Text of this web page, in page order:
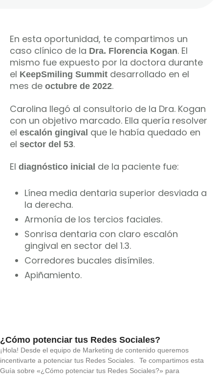
En esta oportunidad, te compartimos un
caso clínico de la Dra. Florencia Kogan. El
mismo fue expuesto por la doctora durante
el KeepSmiling Summit desarrollado en el
mes de octubre de 2022.
Carolina llegó al consultorio de la Dra. Kogan
con un objetivo marcado. Ella quería resolver
el escalón gingival que le había quedado en
el sector del 53.
El diagnóstico inicial de la paciente fue:
Línea media dentaria superior desviada a
la derecha.
Armonía de los tercios faciales.
Sonrisa dentaria con claro escalón
gingival en sector del 1.3.
Corredores bucales disímiles.
Apiñamiento.
¿Cómo potenciar tus Redes Sociales?
¡Hola! Desde el equipo de Marketing de contenido queremos
incentivarte a potenciar tus Redes Sociales. Te compartimos esta
Guía sobre «¿Cómo potenciar tus Redes Sociales?» para